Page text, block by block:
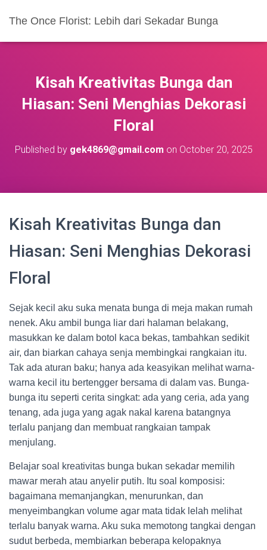
The Once Florist: Lebih dari Sekadar Bunga
Kisah Kreativitas Bunga dan
Hiasan: Seni Menghias Dekorasi
Floral
Published by gek4869@gmail.com on October 20, 2025
Kisah Kreativitas Bunga dan
Hiasan: Seni Menghias Dekorasi
Floral
Sejak kecil aku suka menata bunga di meja makan rumah
nenek. Aku ambil bunga liar dari halaman belakang,
masukkan ke dalam botol kaca bekas, tambahkan sedikit
air, dan biarkan cahaya senja membingkai rangkaian itu.
Tak ada aturan baku; hanya ada keasyikan melihat warna-
warna kecil itu bertengger bersama di dalam vas. Bunga-
bunga itu seperti cerita singkat: ada yang ceria, ada yang
tenang, ada juga yang agak nakal karena batangnya
terlalu panjang dan membuat rangkaian tampak
menjulang.
Belajar soal kreativitas bunga bukan sekadar memilih
mawar merah atau anyelir putih. Itu soal komposisi:
bagaimana memanjangkan, menurunkan, dan
menyeimbangkan volume agar mata tidak lelah melihat
terlalu banyak warna. Aku suka memotong tangkai dengan
sudut berbeda, membiarkan beberapa kelopaknya